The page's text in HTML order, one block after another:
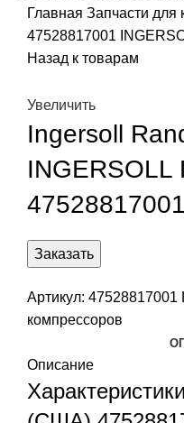
Главная Запчасти для
47528817001
Назад к товарам
Увеличить
Ingersoll
INGERSOLL
47528817001
Заказать
Артикул: 47528817001
компрессоров
Описание